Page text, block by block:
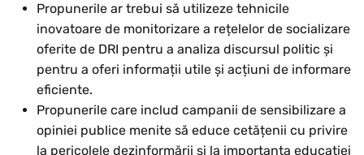
Propunerile ar trebui să utilizeze tehnicile
inovatoare de monitorizare a rețelelor de socializare
oferite de DRI pentru a analiza discursul politic și
pentru a oferi informații utile și acțiuni de informare
eficiente.
Propunerile care includ campanii de sensibilizare a
opiniei publice menite să educe cetățenii cu privire
la pericolele dezinformării și la importanța educației